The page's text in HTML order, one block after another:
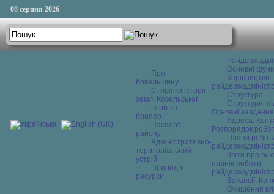
08 серпня 2026
Про
Ковельщину
Сторінки історії
землі Ковельської
Герб та
прапор
Паспорт
району
Адміністративно-
територіальний
устрій
Природні
ресурси
Основні
Керівництво
Структура
Структурні
Основні завдання
Адреса.
Розпорядок
Плани
Звіти про
планів роботи
Вакансії.
Очищення